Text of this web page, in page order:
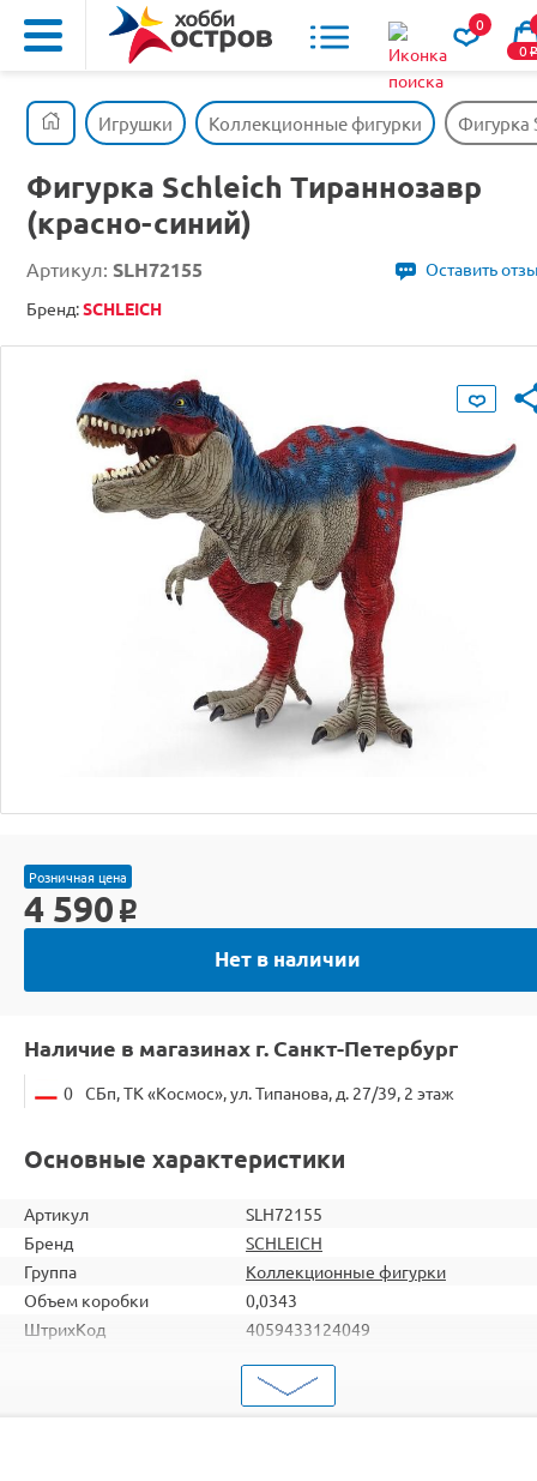
0
0o
Игрушки Коллекционные фигурки Фигурка
Фигурка Schleich Тираннозавр
(красно-синий)
Артикул: SLH72155
Оставить
Бренд:SCHLEICH
Розничная цена
4 590 o
Нет в наличии
Наличие в магазинах г. Санкт-Петербург
0 СБп, ТК «Космос», ул. Типанова, д. 27/39, 2 этаж
Основные характеристики
Артикул
SLH72155
Бренд
SCHLEICH
Группа
Коллекционные фигурки
Объем коробки
0,0343
ШтрихКод
4059433124049
Фигурки